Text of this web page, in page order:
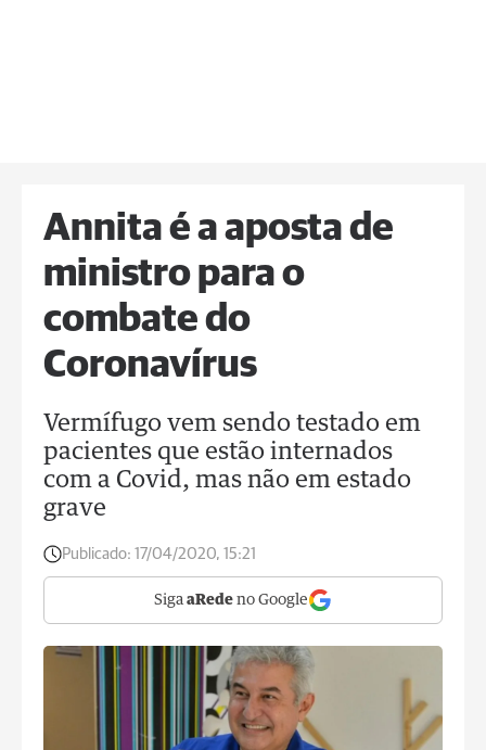
Annita é a aposta de
ministro para o
combate do
Coronavírus
Vermífugo vem sendo testado em
pacientes que estão internados
com a Covid, mas não em estado
grave
Publicado: 17/04/2020, 15:21
Siga aRede no Google